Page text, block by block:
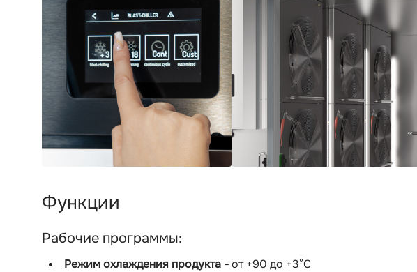
Функции
Рабочие программы:
Режим охлаждения продукта -от +90 до +3°С